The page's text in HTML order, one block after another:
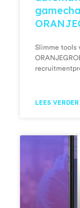
Slimme tools
LEES